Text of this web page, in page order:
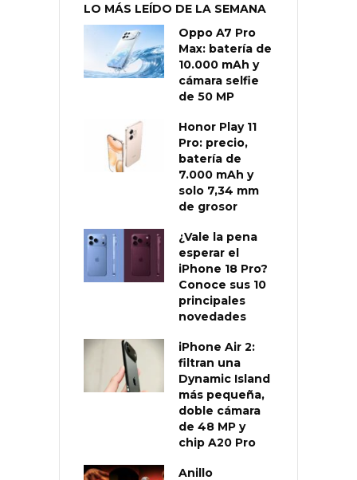
LO MÁS LEÍDO DE LA SEMANA
Oppo A7 Pro
Max: batería de
10.000 mAh y
cámara selfie
de 50 MP
Honor Play 11
Pro: precio,
batería de
7.000 mAh y
solo 7,34 mm
de grosor
¿Vale la pena
esperar el
iPhone 18 Pro?
Conoce sus 10
principales
novedades
iPhone Air 2:
filtran una
Dynamic Island
más pequeña,
doble cámara
de 48 MP y
chip A20 Pro
Anillo